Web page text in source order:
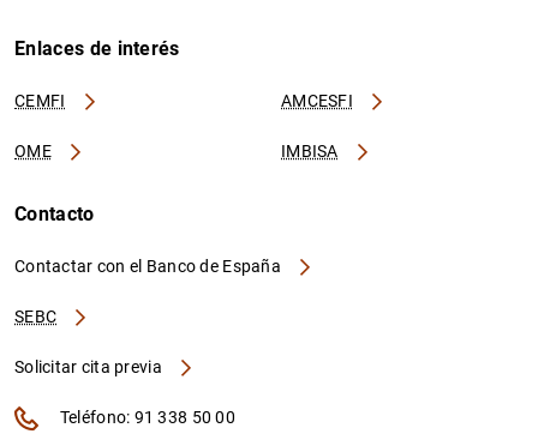
Enlaces de interés
CEMFI AMCESFI
OME IMBISA
Contacto
Contactar con el Banco de España
SEBC
Solicitar cita previa
Teléfono: 91 338 50 00